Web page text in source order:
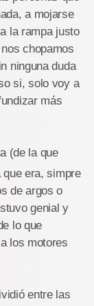
a mojarse
la rampa justo
chopamos
ninguna duda
si, solo voy a
más
(de la que
que era, simpre
de argos o
genial y
lo que
los motores
entre las